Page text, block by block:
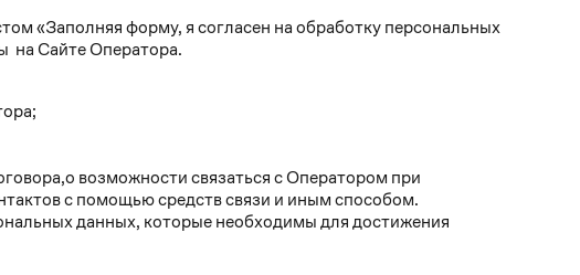
«Заполняя форму, я согласен на обработку персональных
на Сайте Оператора.
возможности связаться с Оператором при
с помощью средств связи и иным способом.
данных, которые необходимы для достижения